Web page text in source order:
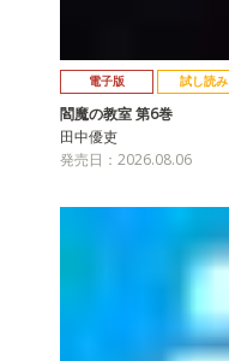
電子版 試し読み
閻魔の教室 第6巻
田中優吏
発売日：2026.08.06